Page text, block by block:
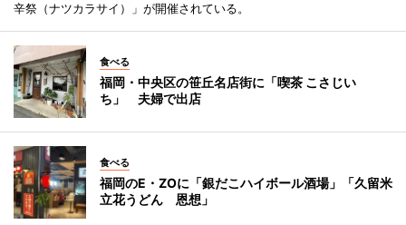
辛祭（ナツカラサイ）」が開催されている。
食べる
福岡・中央区の笹丘名店街に「喫茶 こさじい
ち」 夫婦で出店
食べる
福岡のE・ZOに「銀だこハイボール酒場」「久留米
立花うどん 恩想」